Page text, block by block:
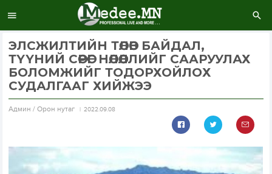
ЭЛСЖИЛТИЙН ТӨЛӨВ БАЙДАЛ,
ТҮҮНИЙ СӨРӨГ НӨЛӨӨЛЛИЙГ СААРУУЛАХ
БОЛОМЖИЙГ ТОДОРХОЙЛОХ
СУДАЛГААГ ХИЙЖЭЭ
Aдмин / Орон нутаг 2022.09.08